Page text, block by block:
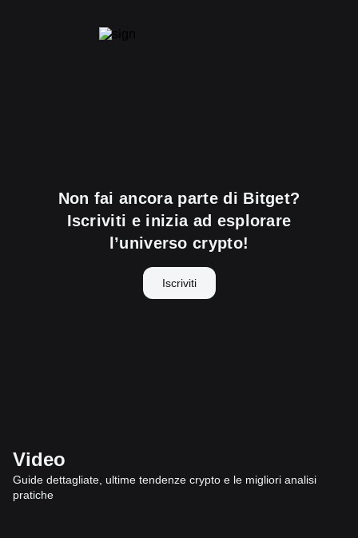
Non fai ancora parte di Bitget?
Iscriviti e inizia ad esplorare
l’universo crypto!
Iscriviti
Video
Guide dettagliate, ultime tendenze crypto e le migliori analisi
pratiche